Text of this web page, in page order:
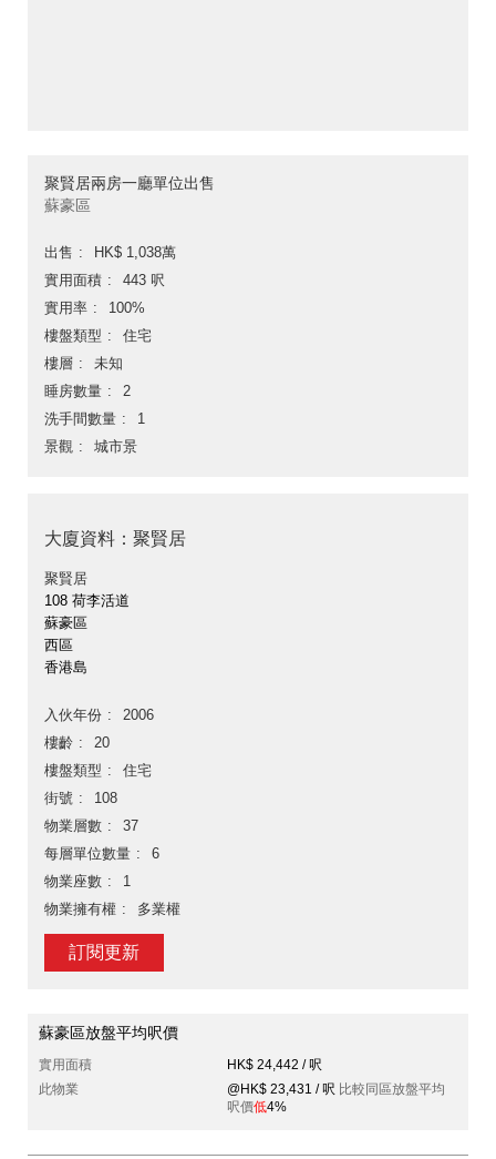
聚賢居兩房一廳單位出售
蘇豪區
出售
HK$ 1,038萬
實用面積
443 呎
實用率
100%
樓盤類型
住宅
樓層
未知
睡房數量
2
洗手間數量
1
景觀
城市景
大廈資料：聚賢居
聚賢居
108 荷李活道
蘇豪區
西區
香港島
入伙年份
2006
樓齡
20
樓盤類型
住宅
街號
108
物業層數
37
每層單位數量
6
物業座數
1
物業擁有權
多業權
訂閱更新
蘇豪區放盤平均呎價
實用面積
HK$ 24,442 / 呎
此物業
@HK$ 23,431 / 呎 比較同區放盤平均
呎價低4%